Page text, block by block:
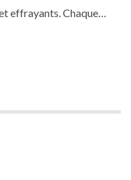
effrayants. Chaque